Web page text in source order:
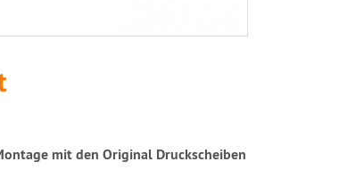
mit den Original Druckscheiben